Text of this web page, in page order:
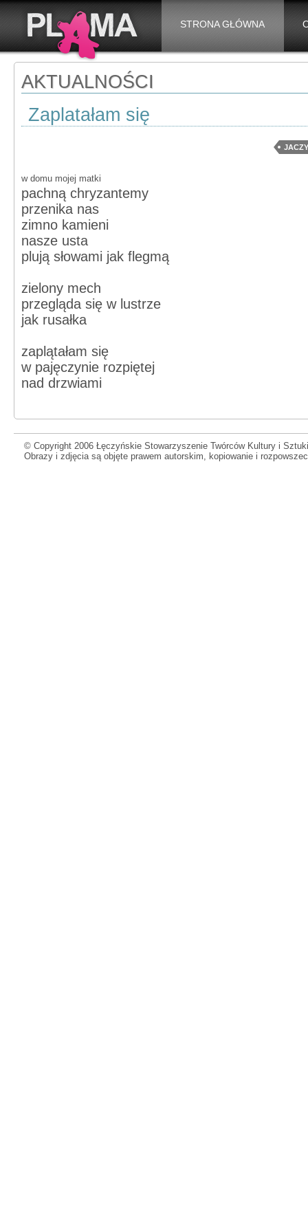
STRONA GŁÓWNA
AKTUALNOŚCI
Zaplatałam się
w domu mojej matki
pachną chryzantemy
przenika nas
zimno kamieni
nasze usta
plują słowami jak flegmą
zielony mech
przegląda się w lustrze
jak rusałka
zaplątałam się
w pajęczynie rozpiętej
nad drzwiami
© Copyright 2006 Łęczyńskie Stowarzyszenie Twórców Kultury i
Obrazy i zdjęcia są objęte prawem autorskim, kopiowanie i